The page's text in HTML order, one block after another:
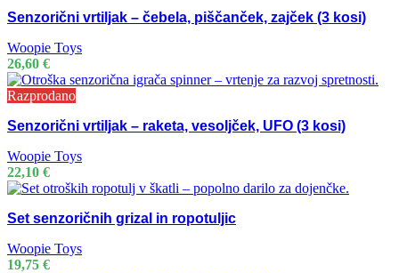
Senzorični vrtiljak – čebela, piščanček, zajček (3 kosi)
Woopie Toys
26,60 €
Razprodano
Senzorični vrtiljak – raketa, vesoljček, UFO (3 kosi)
Woopie Toys
22,10 €
Set senzoričnih grizal in ropotuljic
Woopie Toys
19,75 €